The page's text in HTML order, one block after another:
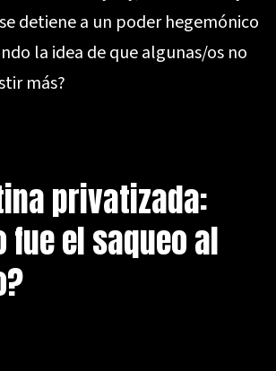
detiene a un poder hegemónico
la idea de que algunas/os no
más?
privatizada:
fue el saqueo al